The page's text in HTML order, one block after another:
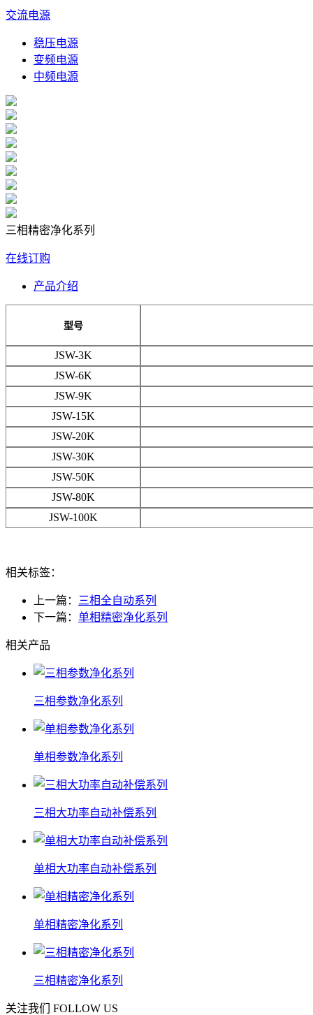
交流电源
稳压电源
变频电源
中频电源
三相精密净化系列
在线订购
产品介绍
型号
JSW-3K
JSW-6K
JSW-9K
JSW-15K
JSW-20K
JSW-30K
JSW-50K
JSW-80K
JSW-100K
相关标签：
上一篇：
三相全自动系列
下一篇： 单相精密净化系列
相关产品
三相参数净化系列
单相参数净化系列
三相大功率自动补偿系列
单相大功率自动补偿系列
单相精密净化系列
三相精密净化系列
关注我们 FOLLOW US